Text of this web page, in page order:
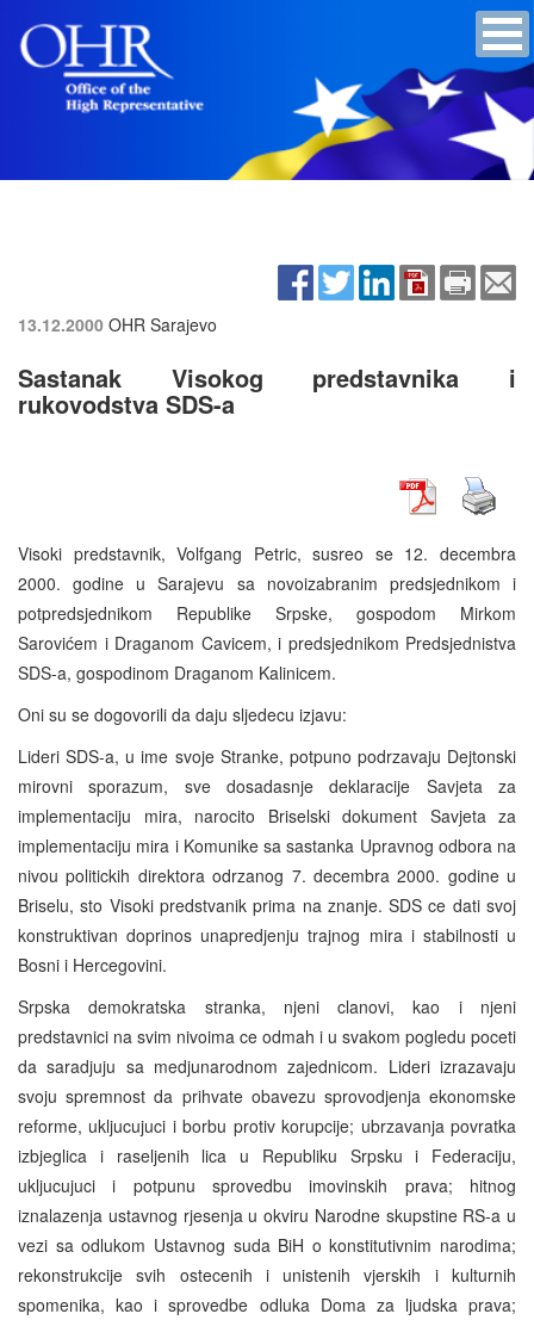
13.12.2000 OHR Sarajevo
Sastanak Visokog predstavnika i
rukovodstva SDS-a
Visoki predstavnik, Volfgang Petric, susreo se 12. decembra
2000. godine u Sarajevu sa novoizabranim predsjednikom i
potpredsjednikom Republike Srpske, gospodom Mirkom
Sarovićem i Draganom Cavicem, i predsjednikom Predsjednistva
SDS-a, gospodinom Draganom Kalinicem.
Oni su se dogovorili da daju sljedecu izjavu:
Lideri SDS-a, u ime svoje Stranke, potpuno podrzavaju Dejtonski
mirovni sporazum, sve dosadasnje deklaracije Savjeta za
implementaciju mira, narocito Briselski dokument Savjeta za
implementaciju mira i Komunike sa sastanka Upravnog odbora na
nivou politickih direktora odrzanog 7. decembra 2000. godine u
Briselu, sto Visoki predstvanik prima na znanje. SDS ce dati svoj
konstruktivan doprinos unapredjenju trajnog mira i stabilnosti u
Bosni i Hercegovini.
Srpska demokratska stranka, njeni clanovi, kao i njeni
predstavnici na svim nivoima ce odmah i u svakom pogledu poceti
da saradjuju sa medjunarodnom zajednicom. Lideri izrazavaju
svoju spremnost da prihvate obavezu sprovodjenja ekonomske
reforme, ukljucujuci i borbu protiv korupcije; ubrzavanja povratka
izbjeglica i raseljenih lica u Republiku Srpsku i Federaciju,
ukljucujuci i potpunu sprovedbu imovinskih prava; hitnog
iznalazenja ustavnog rjesenja u okviru Narodne skupstine RS-a u
vezi sa odlukom Ustavnog suda BiH o konstitutivnim narodima;
rekonstrukcije svih ostecenih i unistenih vjerskih i kulturnih
spomenika, kao i sprovedbe odluka Doma za ljudska prava;